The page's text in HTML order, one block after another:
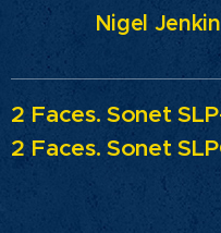
Nigel
2 Faces.Sonet
2 Faces.Sonet